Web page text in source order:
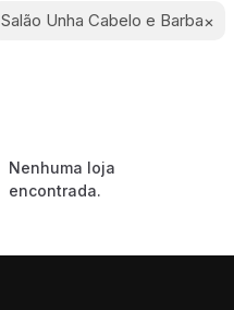
Salão Unha Cabelo e Barba×
Nenhuma loja
encontrada.